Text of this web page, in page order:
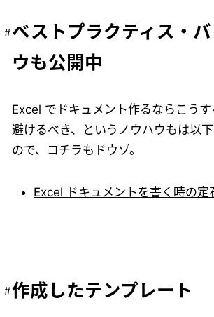
ベストプラクティス・
ウも公開中
Excel でドキュメント作るならこう
避けるべき、というノウハウもは以
ので、コチラもドウゾ。
Excel ドキュメントを書く時の定
作成したテンプレート